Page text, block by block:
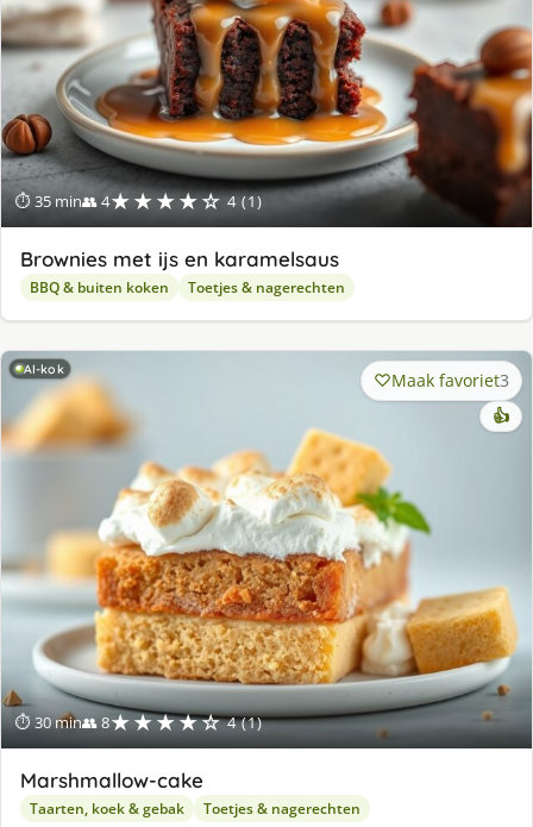
⏱ 35 min👥 4★★★★☆ 4 (1)
Brownies met ijs en karamelsaus
BBQ & buiten koken Toetjes & nagerechten
AI-kok
⏱ 30 min👥 8★★★★☆ 4 (1)
Maak favoriet3
👍
Marshmallow-cake
Taarten, koek & gebak Toetjes & nagerechten